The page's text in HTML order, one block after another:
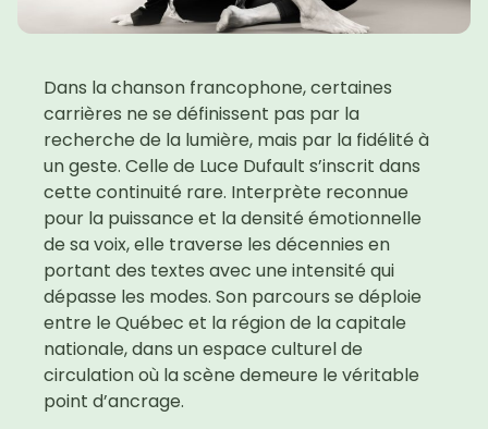
Dans la chanson francophone, certaines
carrières ne se définissent pas par la
recherche de la lumière, mais par la fidélité à
un geste. Celle de Luce Dufault s’inscrit dans
cette continuité rare. Interprète reconnue
pour la puissance et la densité émotionnelle
de sa voix, elle traverse les décennies en
portant des textes avec une intensité qui
dépasse les modes. Son parcours se déploie
entre le Québec et la région de la capitale
nationale, dans un espace culturel de
circulation où la scène demeure le véritable
point d’ancrage.